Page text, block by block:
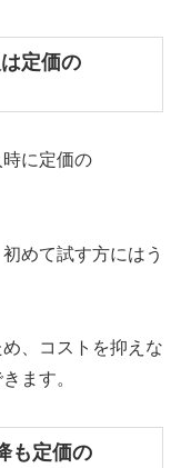
定価の
に定価の
めて試す方にはう
、コストを抑えな
ます。
も定価の